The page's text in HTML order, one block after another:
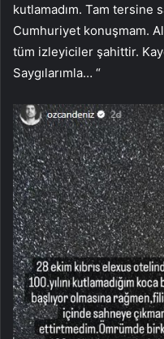
kutlamadım. Tam tersine
Cumhuriyet konuşmam.
tüm izleyiciler şahittir.
Saygılarımla… “